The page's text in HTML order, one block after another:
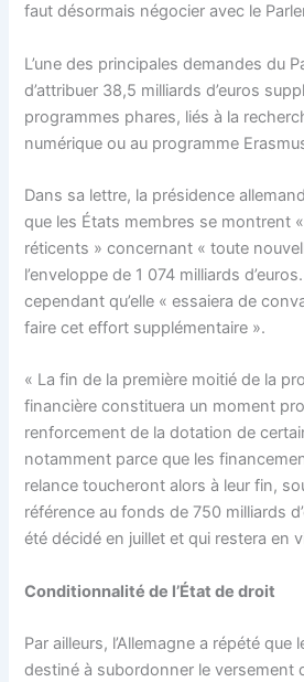
faut désormais négocier avec le
L’une des principales demandes du
d’attribuer 38,5 milliards d’euros
programmes phares, liés à la
numérique ou au programme
Dans sa lettre, la présidence
que les États membres se montrent
réticents » concernant « toute
l’enveloppe de 1 074 milliards
cependant qu’elle « essaiera de
faire cet effort supplémentaire ».
« La fin de la première moitié de la
financière constituera un moment
renforcement de la dotation de
notamment parce que les
relance toucheront alors à leur fin,
référence au fonds de 750 milliards
été décidé en juillet et qui restera en
Conditionnalité de l’État de droit
Par ailleurs, l’Allemagne a répété
destiné à subordonner le versement